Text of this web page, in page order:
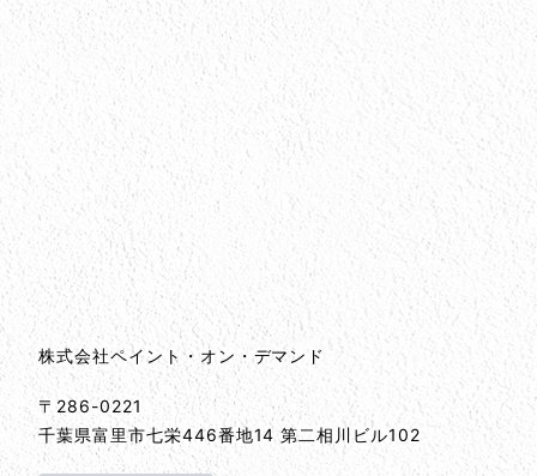
会社情報とサイトマップ
会社情報
株式会社ペイント・オン・デマンド
〒286-0221
千葉県富里市七栄446番地14 第二相川ビル102